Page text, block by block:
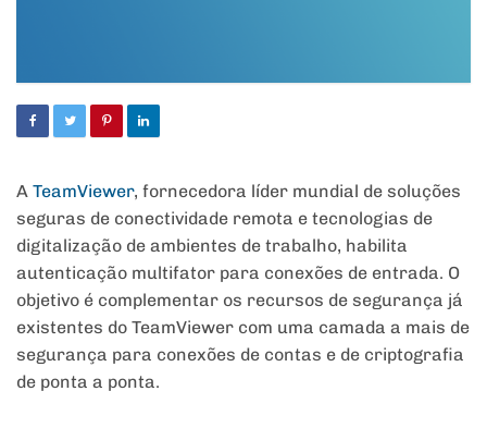
A TeamViewer, fornecedora líder mundial de soluções
seguras de conectividade remota e tecnologias de
digitalização de ambientes de trabalho, habilita
autenticação multifator para conexões de entrada. O
objetivo é complementar os recursos de segurança já
existentes do TeamViewer com uma camada a mais de
segurança para conexões de contas e de criptografia
de ponta a ponta.